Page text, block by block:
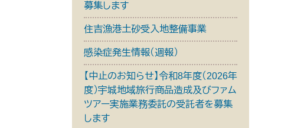
募集します
住吉漁港土砂受入地整備事業
感染症発生情報（週報）
【中止のお知らせ】令和8年度（2026年
度）宇城地域旅行商品造成及びファム
ツアー実施業務委託の受託者を募集
します